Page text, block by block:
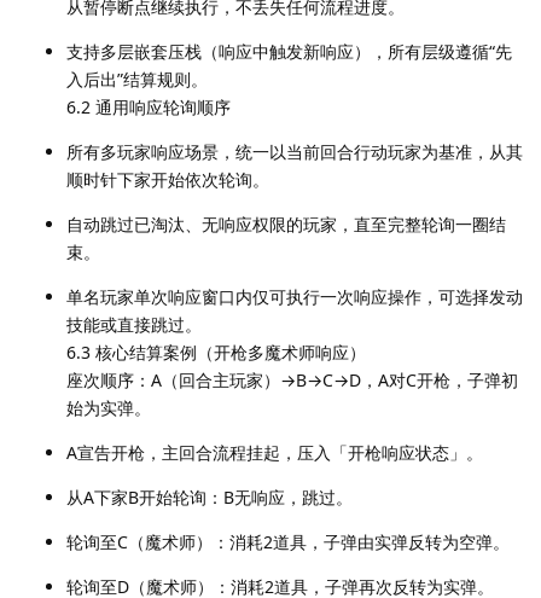
从暂停断点继续执行，不丢失任何流程进度。
支持多层嵌套压栈（响应中触发新响应），所有层级遵循“先
入后出”结算规则。
6.2 通用响应轮询顺序
所有多玩家响应场景，统一以当前回合行动玩家为基准，从其
顺时针下家开始依次轮询。
自动跳过已淘汰、无响应权限的玩家，直至完整轮询一圈结
束。
单名玩家单次响应窗口内仅可执行一次响应操作，可选择发动
技能或直接跳过。
6.3 核心结算案例（开枪多魔术师响应）
座次顺序：A（回合主玩家）→B→C→D，A对C开枪，子弹初
始为实弹。
A宣告开枪，主回合流程挂起，压入「开枪响应状态」。
从A下家B开始轮询：B无响应，跳过。
轮询至C（魔术师）：消耗2道具，子弹由实弹反转为空弹。
轮询至D（魔术师）：消耗2道具，子弹再次反转为实弹。